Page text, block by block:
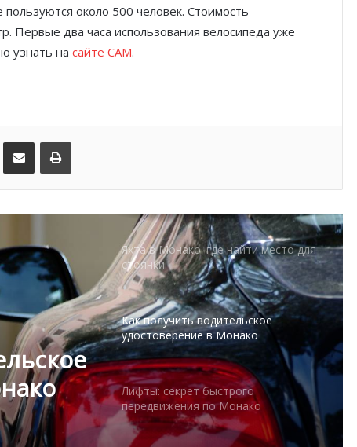
около 500 человек. Стоимость
Первые два часа использования велосипеда уже
узнать на сайте CAM.
Поделиться по электронной почте Распечатать
Как устроена автобусная система
княжества
депозиты и новые требования
стоянки
Как получить водительское
удостоверение в Монако
Лифты: секрет быстрого
передвижения по Монако
Нулевая терпимость: Монако
меняет культуру вождения